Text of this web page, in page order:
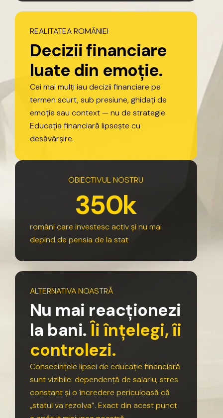
REALITATEA ROMÂNIEI
Deciziifinanciare
luate din emoție.
Cei mai mulți iau decizii financiare pe
termen scurt, sub presiune, ghidați de
emoție sau context — nu de strategie.
Educația financiară lipsește cu
desăvârșire.
OBIECTIVUL NOSTRU
350k
români care investesc activ și nu mai
depind de pensia de la stat
ALTERNATIVA NOASTRĂ
Nu mai reacționezi
la bani.Îi înțelegi,îi
controlezi.
Consecințele lipsei de educație financiară
sunt vizibile: dependență de salariu, stres
constant și o încredere periculoasă că
„statul va rezolva”. Exact din acest punct